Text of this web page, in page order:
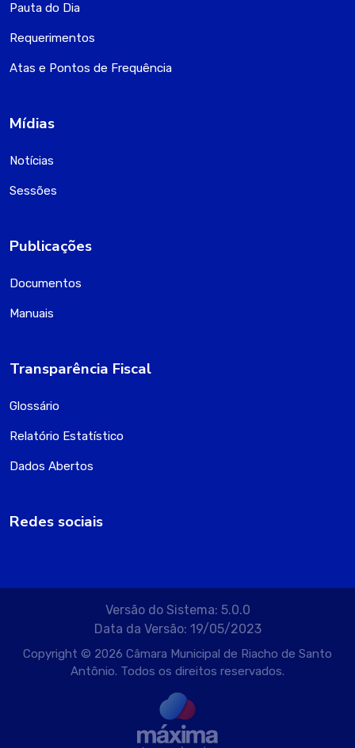
Pauta do Dia
Requerimentos
Atas e Pontos de Frequência
Mídias
Notícias
Sessões
Publicações
Documentos
Manuais
Transparência Fiscal
Glossário
Relatório Estatístico
Dados Abertos
Redes sociais
Versão do Sistema: 5.0.0
Data da Versão: 19/05/2023
Copyright © 2026 Câmara Municipal de Riacho de Santo
Antônio. Todos os direitos reservados.